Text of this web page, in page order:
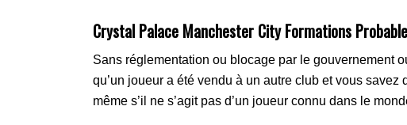
Crystal Palace Manchester City Formations
Sans réglementation ou blocage par le gouvernement
qu’un joueur a été vendu à un autre club et vous
même s’il ne s’agit pas d’un joueur connu dans le